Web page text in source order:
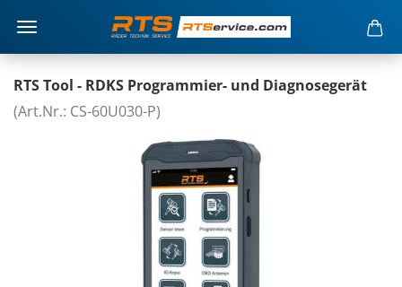
RTS Tool - RDKS Programmier- und Diagnosegerät
(Art.Nr.: CS-60U030-P)